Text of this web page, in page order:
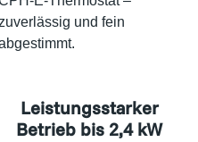
und fein
Leistungsstarker
Betrieb bis 2,4 kW